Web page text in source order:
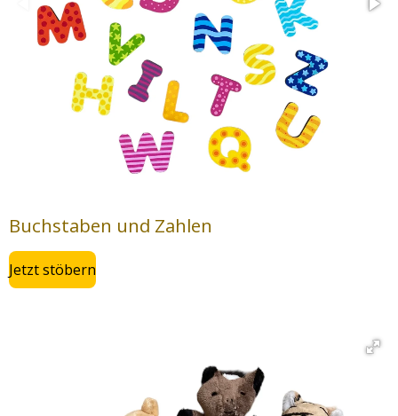
Buchstaben und Zahlen
Jetzt stöbern